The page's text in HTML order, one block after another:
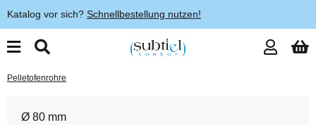
Katalog vor sich? Schnellbestellung nutzen!
Pelletofenrohre
Ø 80 mm